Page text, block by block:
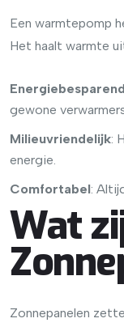
Een warmtepomp
Het haalt warmte
Energiebesparend
gewone
Milieuvriendelijk:
energie.
Comfortabel:
Wat
Zonnepanelen